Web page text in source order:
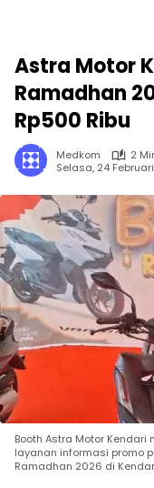
Astra Motor
Ramadhan
Rp500 Ribu
Medkom
2
Selasa, 24
Booth Astra Motor
layanan informasi promo
Ramadhan 2026 di